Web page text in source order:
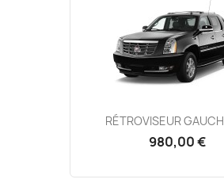
RÉTROVISEUR
980,00 €